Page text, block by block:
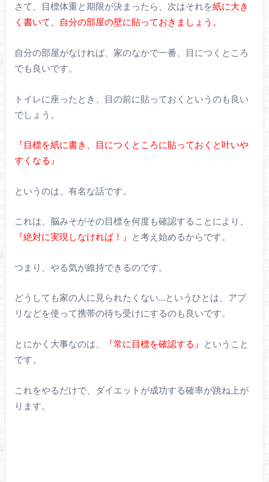
さて、目標体重と期限が決まったら、次はそれを紙に大き
く書いて、自分の部屋の壁に貼っておきましょう。
自分の部屋がなければ、家のなかで一番、目につくところ
でも良いです。
トイレに座ったとき、目の前に貼っておくというのも良い
でしょう。
『目標を紙に書き、目につくところに貼っておくと叶いや
すくなる』
というのは、有名な話です。
これは、脳みそがその目標を何度も確認することにより、
『絶対に実現しなければ！』
と考え始めるからです。
つまり、やる気が維持できるのです。
どうしても家の人に見られたくない…というひとは、アプ
リなどを使って携帯の待ち受けにするのも良いです。
とにかく大事なのは、 『常に目標を確認する』
ということ
です。
これをやるだけで、ダイエットが成功する確率が跳ね上が
ります。